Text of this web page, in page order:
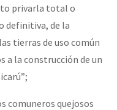
privarla total o
definitiva, de la
tierras de uso común
a la construcción de un
comuneros quejosos